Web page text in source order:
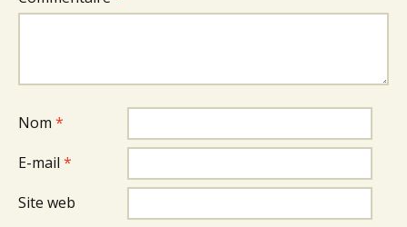
Nom *
E-mail *
Site web